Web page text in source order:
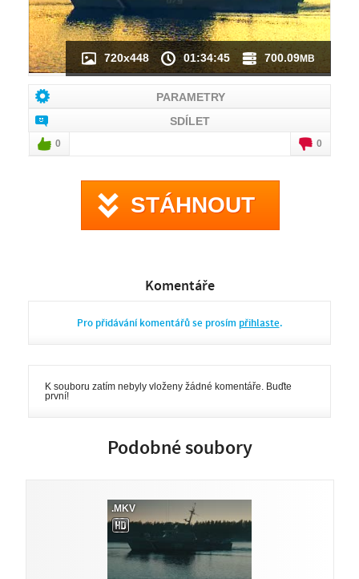
720x448 01:34:45 700.09MB
PARAMETRY
SDÍLET
0 0
STÁHNOUT
Komentáře
Pro přidávání komentářů se prosím přihlaste.
K souboru zatím nebyly vloženy žádné komentáře. Buďte
první!
Podobné soubory
.MKV